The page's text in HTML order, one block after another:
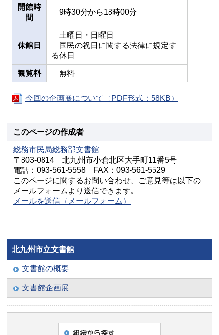
開館時
間
9時30分から18時00分
休館日
土曜日・日曜日
国民の祝日に関する法律に規定す
る休日
観覧料 無料
今回の企画展について（PDF形式：58KB）
このページの作成者
総務市民局総務部文書館
〒803-0814 北九州市小倉北区大手町11番5号
電話：093-561-5558 FAX：093-561-5529
このページに関するお問い合わせ、ご意見等は以下の
メールフォームより送信できます。
メールを送信（メールフォーム）
北九州市立文書館
文書館の概要
文書館企画展